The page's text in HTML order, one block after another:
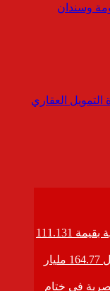
وسندان
العقاري